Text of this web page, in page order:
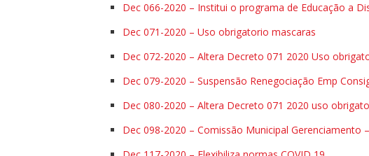
Dec 066-2020 – Institui o programa de Educação a
Dec 071-2020 – Uso obrigatorio mascaras
Dec 072-2020 – Altera Decreto 071 2020 Uso
Dec 079-2020 – Suspensão Renegociação Emp
Dec 080-2020 – Altera Decreto 071 2020 uso
Dec 098-2020 – Comissão Municipal Gerenciamento